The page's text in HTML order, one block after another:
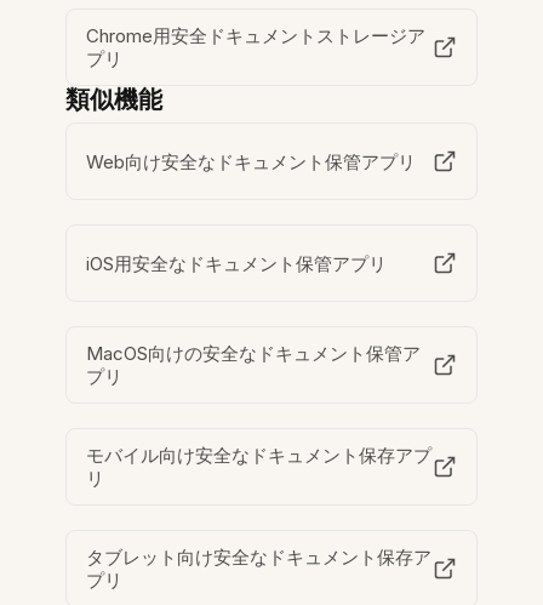
Chrome用安全ドキュメントストレージア
プリ
類似機能
Web向け安全なドキュメント保管アプリ
iOS用安全なドキュメント保管アプリ
MacOS向けの安全なドキュメント保管ア
プリ
モバイル向け安全なドキュメント保存アプ
リ
タブレット向け安全なドキュメント保存ア
プリ